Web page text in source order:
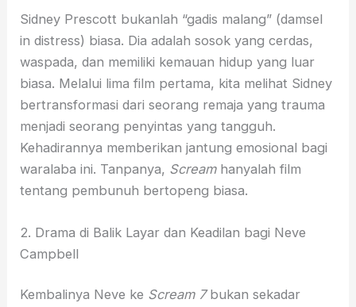
Sidney Prescott bukanlah “gadis malang” (damsel
in distress) biasa. Dia adalah sosok yang cerdas,
waspada, dan memiliki kemauan hidup yang luar
biasa. Melalui lima film pertama, kita melihat Sidney
bertransformasi dari seorang remaja yang trauma
menjadi seorang penyintas yang tangguh.
Kehadirannya memberikan jantung emosional bagi
waralaba ini. Tanpanya, Screamhanyalah film
tentang pembunuh bertopeng biasa.
2. Drama di Balik Layar dan Keadilan bagi Neve
Campbell
Kembalinya Neve ke Scream 7bukan sekadar